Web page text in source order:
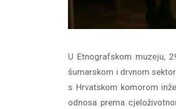
U Etnografskom muzeju,
šumarskom i drvnom
s Hrvatskom komorom
odnosa prema